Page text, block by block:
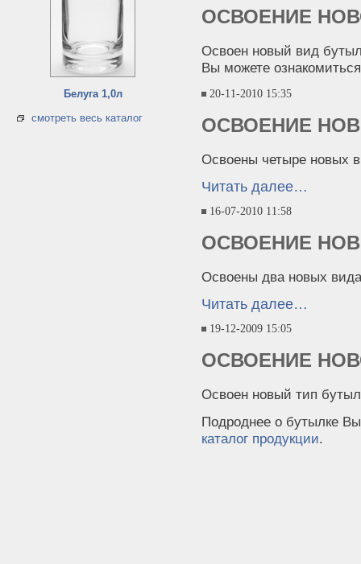
Белуга 1,0л
смотреть весь каталог
ОСВОЕНИЕ
Освоен новый вид
Вы можете
20-11-2010 15:35
ОСВОЕНИЕ
Освоены четыре новых
Читать далее…
16-07-2010 11:58
ОСВОЕНИЕ
Освоены два новых
Читать далее…
19-12-2009 15:05
ОСВОЕНИЕ
Освоен новый тип
Подроднее о бутылке
каталог продукции.